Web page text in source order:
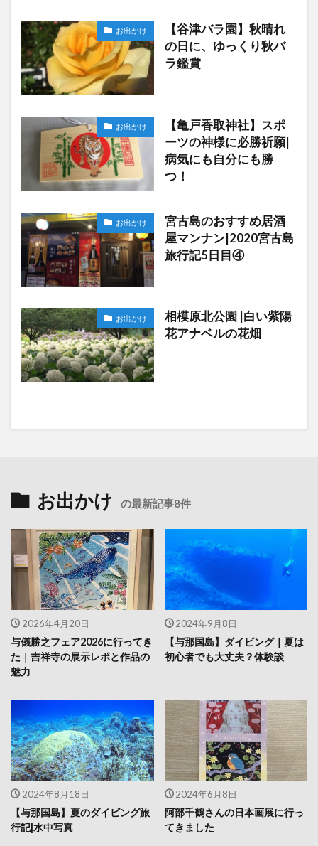
お出かけ
【谷津バラ園】秋晴れ
の日に、ゆっくり秋バ
ラ鑑賞
お出かけ
【亀戸香取神社】スポ
ーツの神様に必勝祈願|
病気にも自分にも勝
つ！
お出かけ
宮古島のおすすめ居酒
屋マンナン|2020宮古島
旅行記5日目④
お出かけ
相模原北公園 |白い紫陽
花アナベルの花畑
お出かけ の最新記事8件
2026年4月20日
与儀勝之フェア2026に行ってき
た｜吉祥寺の展示レポと作品の
魅力
2024年9月8日
【与那国島】ダイビング｜夏は
初心者でも大丈夫？体験談
2024年8月18日
【与那国島】夏のダイビング旅
行記|水中写真
2024年6月8日
阿部千鶴さんの日本画展に行っ
てきました